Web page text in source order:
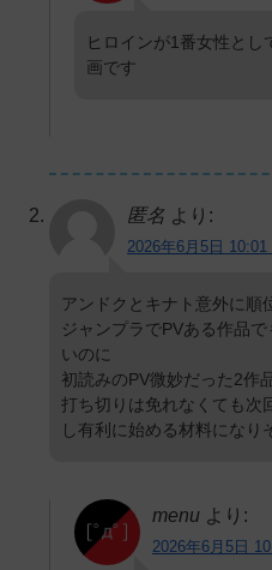
ヒロインが1番女性とし
画です
匿名 より:
2026年6月5日 10:01
アンドクとキナト意外に順
ジャンプラでPVある作品
いのに
初読みのPV微妙だった2作
打ち切りは免れなくても次
し有利に始める材料になり
menu より:
2026年6月5日